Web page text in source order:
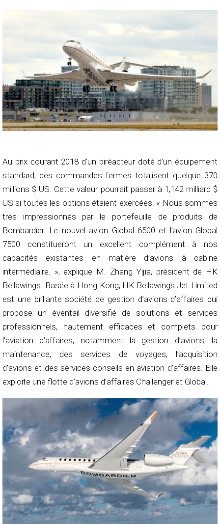
Au prix courant 2018 d’un biréacteur doté d’un équipement
standard, ces commandes fermes totalisent quelque 370
millions $ US. Cette valeur pourrait passer à 1,142 milliard $
US si toutes les options étaient exercées. « Nous sommes
très impressionnés par le portefeuille de produits de
Bombardier. Le nouvel avion Global 6500 et l’avion Global
7500 constitueront un excellent complément à nos
capacités existantes en matière d’avions à cabine
intermédiaire. », explique M. Zhang Yijia, président de HK
Bellawings. Basée à Hong Kong, HK Bellawings Jet Limited
est une brillante société de gestion d’avions d’affaires qui
propose un éventail diversifié de solutions et services
professionnels, hautement efficaces et complets pour
l’aviation d’affaires, notamment la gestion d’avions, la
maintenance, des services de voyages, l’acquisition
d’avions et des services-conseils en aviation d’affaires. Elle
exploite une flotte d’avions d’affaires Challenger et Global.